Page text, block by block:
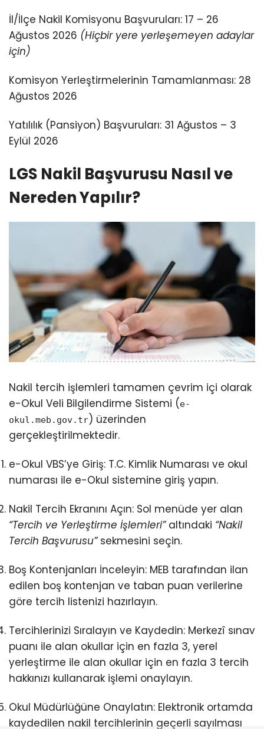
İl/İlçe Nakil Komisyonu Başvuruları: 17 – 26
Ağustos 2026 (Hiçbir yere yerleşemeyen adaylar
için)
Komisyon Yerleştirmelerinin Tamamlanması: 28
Ağustos 2026
Yatılılık (Pansiyon) Başvuruları: 31 Ağustos – 3
Eylül 2026
LGS Nakil Başvurusu Nasıl ve
Nereden Yapılır?
Nakil tercih işlemleri tamamen çevrim içi olarak
e-Okul Veli Bilgilendirme Sistemi (e-
okul.meb.gov.tr) üzerinden
gerçekleştirilmektedir.
e-Okul VBS’ye Giriş: T.C. Kimlik Numarası ve okul
numarası ile e-Okul sistemine giriş yapın.
Nakil Tercih Ekranını Açın: Sol menüde yer alan
“Tercih ve Yerleştirme İşlemleri”altındaki “Nakil
Tercih Başvurusu”sekmesini seçin.
Boş Kontenjanları İnceleyin: MEB tarafından ilan
edilen boş kontenjan ve taban puan verilerine
göre tercih listenizi hazırlayın.
Tercihlerinizi Sıralayın ve Kaydedin: Merkezî sınav
puanı ile alan okullar için en fazla 3, yerel
yerleştirme ile alan okullar için en fazla 3 tercih
hakkınızı kullanarak işlemi onaylayın.
Okul Müdürlüğüne Onaylatın: Elektronik ortamda
kaydedilen nakil tercihlerinin geçerli sayılması